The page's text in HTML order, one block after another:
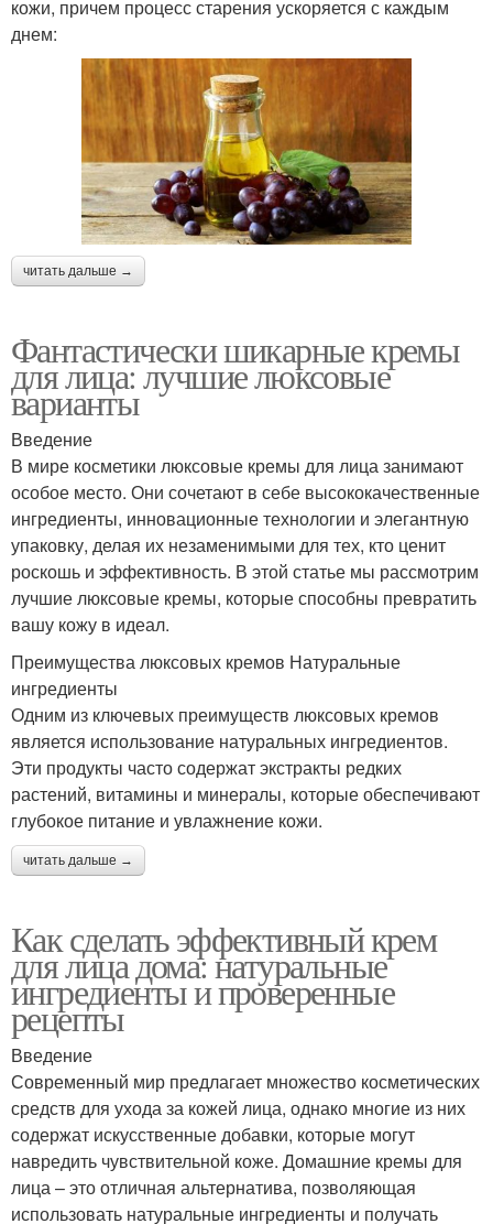
кожи, причем процесс старения ускоряется с каждым
днем:
читать дальше →
Фантастически шикарные кремы
для лица: лучшие люксовые
варианты
Введение
В мире косметики люксовые кремы для лица занимают
особое место. Они сочетают в себе высококачественные
ингредиенты, инновационные технологии и элегантную
упаковку, делая их незаменимыми для тех, кто ценит
роскошь и эффективность. В этой статье мы рассмотрим
лучшие люксовые кремы, которые способны превратить
вашу кожу в идеал.
Преимущества люксовых кремов Натуральные
ингредиенты
Одним из ключевых преимуществ люксовых кремов
является использование натуральных ингредиентов.
Эти продукты часто содержат экстракты редких
растений, витамины и минералы, которые обеспечивают
глубокое питание и увлажнение кожи.
читать дальше →
Как сделать эффективный крем
для лица дома: натуральные
ингредиенты и проверенные
рецепты
Введение
Современный мир предлагает множество косметических
средств для ухода за кожей лица, однако многие из них
содержат искусственные добавки, которые могут
навредить чувствительной коже. Домашние кремы для
лица – это отличная альтернатива, позволяющая
использовать натуральные ингредиенты и получать